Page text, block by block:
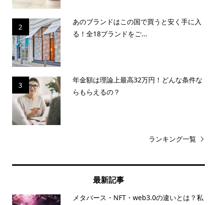
2
あのブランドはこの国で買うと安く手に入
る！全18ブランドをご...
3
年金額は理論上最高32万円！どんな条件な
らもらえるの？
ランキング一覧
最新記事
メタバース・NFT・web3.0の違いとは？私